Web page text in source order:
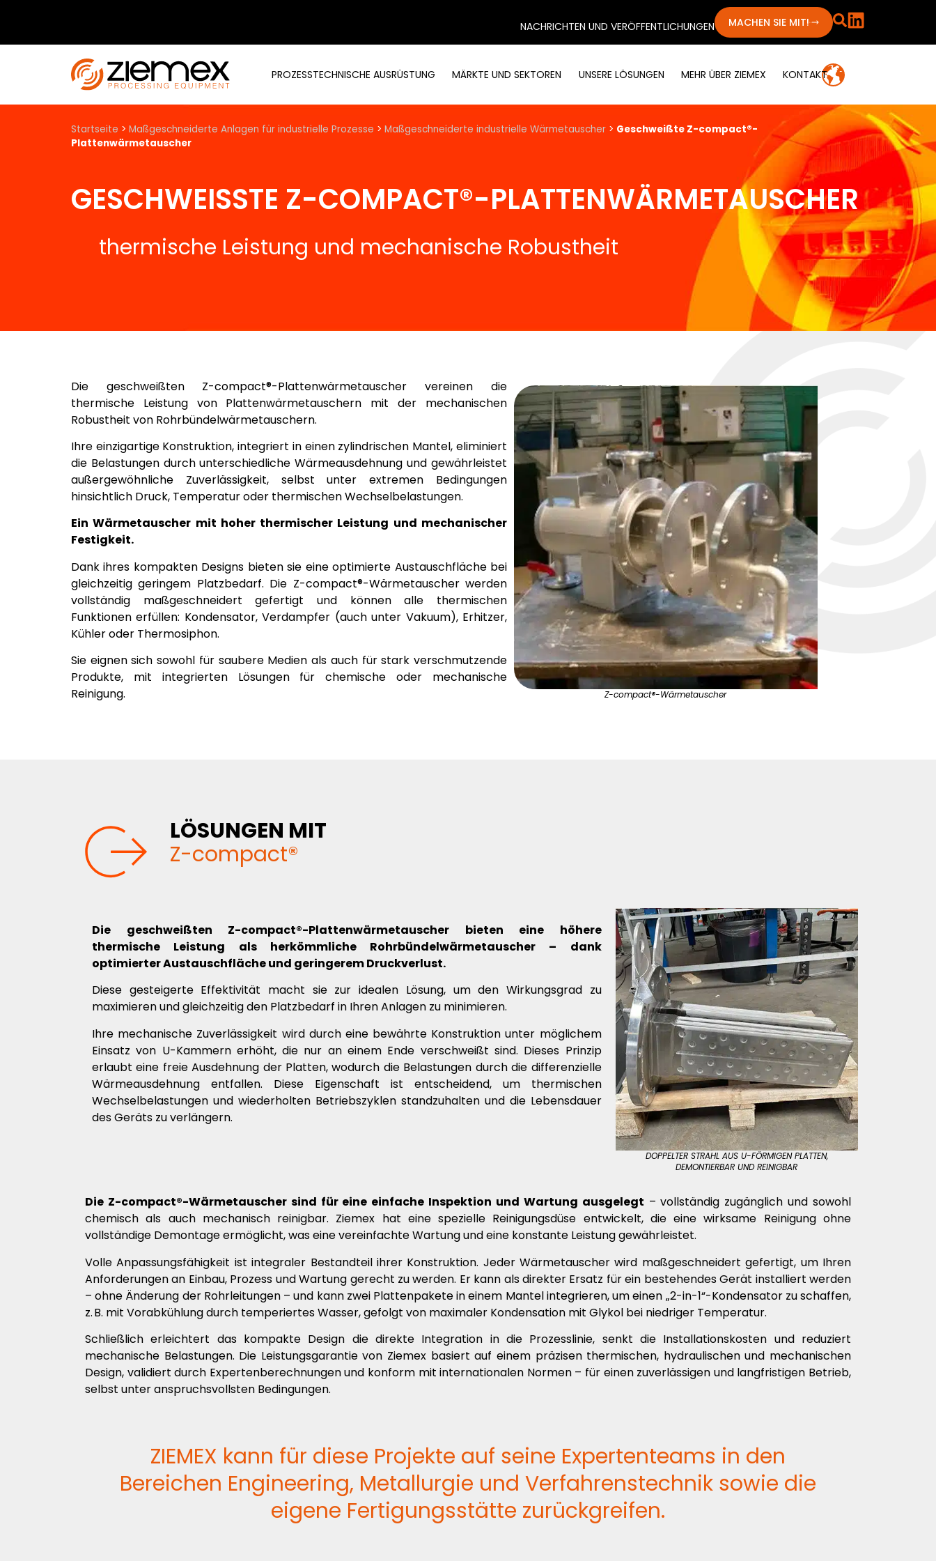
NACHRICHTEN UND VERÖFFENTLICHUNGEN MACHEN SIE MIT!
PROZESSTECHNISCHE AUSRÜSTUNG MÄRKTE UND SEKTOREN UNSERE LÖSUNGEN MEHR ÜBER ZIEMEX KONTAKT
Startseite > Maßgeschneiderte Anlagen für industrielle Prozesse > Maßgeschneiderte industrielle Wärmetauscher > Geschweißte Z-compact®-
Plattenwärmetauscher
GESCHWEISSTE Z-COMPACT®-PLATTENWÄRMETAUSCHER
thermische Leistung und mechanische Robustheit
Die geschweißten Z-compact®-Plattenwärmetauscher vereinen die
thermische Leistung von Plattenwärmetauschern mit der mechanischen
Robustheit von Rohrbündelwärmetauschern.
Ihre einzigartige Konstruktion, integriert in einen zylindrischen Mantel, eliminiert
die Belastungen durch unterschiedliche Wärmeausdehnung und gewährleistet
außergewöhnliche Zuverlässigkeit, selbst unter extremen Bedingungen
hinsichtlich Druck, Temperatur oder thermischen Wechselbelastungen.
Ein Wärmetauscher mit hoher thermischer Leistung und mechanischer
Festigkeit.
Dank ihres kompakten Designs bieten sie eine optimierte Austauschfläche bei
gleichzeitig geringem Platzbedarf. Die Z-compact®-Wärmetauscher werden
vollständig maßgeschneidert gefertigt und können alle thermischen
Funktionen erfüllen: Kondensator, Verdampfer (auch unter Vakuum), Erhitzer,
Kühler oder Thermosiphon.
Sie eignen sich sowohl für saubere Medien als auch für stark verschmutzende
Produkte, mit integrierten Lösungen für chemische oder mechanische
Reinigung.
Z-compact®-Wärmetauscher
LÖSUNGEN MIT
Z-compact®
Die geschweißten Z-compact®-Plattenwärmetauscher bieten eine höhere
thermische Leistung als herkömmliche Rohrbündelwärmetauscher – dank
optimierter Austauschfläche und geringerem Druckverlust.
Diese gesteigerte Effektivität macht sie zur idealen Lösung, um den Wirkungsgrad zu
maximieren und gleichzeitig den Platzbedarf in Ihren Anlagen zu minimieren.
Ihre mechanische Zuverlässigkeit wird durch eine bewährte Konstruktion unter möglichem
Einsatz von U-Kammern erhöht, die nur an einem Ende verschweißt sind. Dieses Prinzip
erlaubt eine freie Ausdehnung der Platten, wodurch die Belastungen durch die differenzielle
Wärmeausdehnung entfallen. Diese Eigenschaft ist entscheidend, um thermischen
Wechselbelastungen und wiederholten Betriebszyklen standzuhalten und die Lebensdauer
des Geräts zu verlängern.
DOPPELTER STRAHL AUS U-FÖRMIGEN PLATTEN,
DEMONTIERBAR UND REINIGBAR
Die Z-compact®-Wärmetauscher sind für eine einfache Inspektion und Wartung ausgelegt – vollständig zugänglich und sowohl
chemisch als auch mechanisch reinigbar. Ziemex hat eine spezielle Reinigungsdüse entwickelt, die eine wirksame Reinigung ohne
vollständige Demontage ermöglicht, was eine vereinfachte Wartung und eine konstante Leistung gewährleistet.
Volle Anpassungsfähigkeit ist integraler Bestandteil ihrer Konstruktion. Jeder Wärmetauscher wird maßgeschneidert gefertigt, um Ihren
Anforderungen an Einbau, Prozess und Wartung gerecht zu werden. Er kann als direkter Ersatz für ein bestehendes Gerät installiert werden
– ohne Änderung der Rohrleitungen – und kann zwei Plattenpakete in einem Mantel integrieren, um einen „2-in-1“-Kondensator zu schaffen,
z. B. mit Vorabkühlung durch temperiertes Wasser, gefolgt von maximaler Kondensation mit Glykol bei niedriger Temperatur.
Schließlich erleichtert das kompakte Design die direkte Integration in die Prozesslinie, senkt die Installationskosten und reduziert
mechanische Belastungen. Die Leistungsgarantie von Ziemex basiert auf einem präzisen thermischen, hydraulischen und mechanischen
Design, validiert durch Expertenberechnungen und konform mit internationalen Normen – für einen zuverlässigen und langfristigen Betrieb,
selbst unter anspruchsvollsten Bedingungen.
ZIEMEX kann für diese Projekte auf seine Expertenteams in den
Bereichen Engineering, Metallurgie und Verfahrenstechnik sowie die
eigene Fertigungsstätte zurückgreifen.